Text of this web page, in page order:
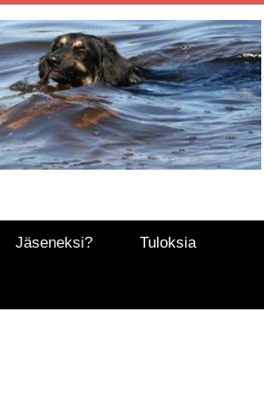
Jäseneksi? Tuloksia